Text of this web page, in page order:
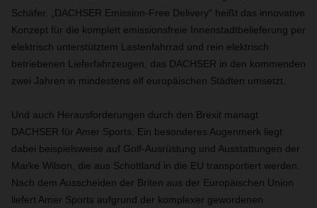
Schäfer. „DACHSER Emission-Free Delivery“ heißt das innovative
Konzept für die komplett emissionsfreie Innenstadtbelieferung per
elektrisch unterstütztem Lastenfahrrad und rein elektrisch
betriebenen Lieferfahrzeugen, das DACHSER in den kommenden
zwei Jahren in mindestens elf europäischen Städten umsetzt.
Und auch Herausforderungen durch den Brexit managt
DACHSER für Amer Sports. Ein besonderes Augenmerk liegt
dabei beispielsweise auf Golf-Ausrüstung und Ausstattungen der
Marke Wilson, die aus Schottland in die EU transportiert werden.
Nach dem Ausscheiden der Briten aus der Europäischen Union
liefert Amer Sports aufgrund der komplexer gewordenen